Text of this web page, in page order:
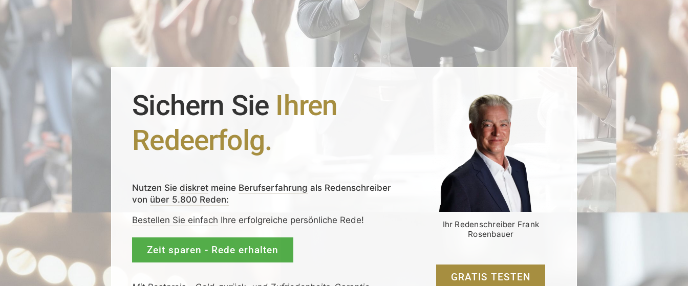
Sichern Sie Ihren
Redeerfolg.
Nutzen Siediskret meine Berufserfahrung als Redenschreiber
von über 5.800 Reden:
Bestellen Sie einfach Ihre erfolgreiche persönliche Rede!
Zeit sparen - Rede erhalten
Ihr Redenschreiber Frank
Rosenbauer
GRATIS TESTEN